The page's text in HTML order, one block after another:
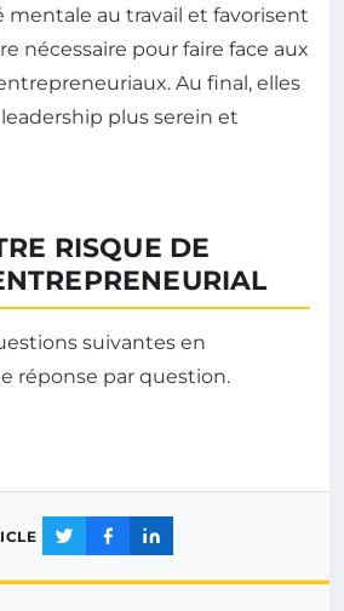
mentale au travail et favorisent
nécessaire pour faire face aux
Au final, elles
plus serein et
RISQUE DE
suivantes en
réponse par question.